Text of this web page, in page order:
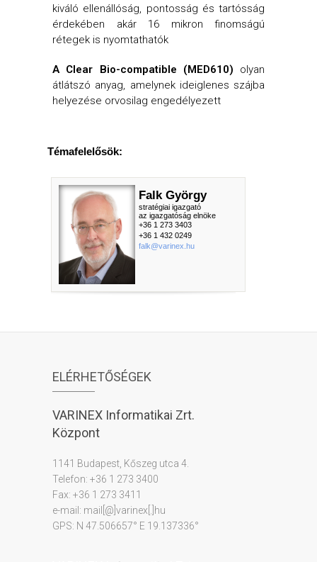
kiváló ellenállóság, pontosság és tartósság
érdekében akár 16 mikron finomságú
rétegek is nyomtathatók
A Clear Bio-compatible (MED610) olyan
átlátszó anyag, amelynek ideiglenes szájba
helyezése orvosilag engedélyezett
Témafelelősök:
Falk György
stratégiai igazgató
az igazgatóság elnöke
+36 1 273 3403
+36 1 432 0249
falk@varinex.hu
ELÉRHETŐSÉGEK
VARINEX Informatikai Zrt.
Központ
1141 Budapest, Kőszeg utca 4.
Telefon: +36 1 273 3400
Fax: +36 1 273 3411
e-mail: mail[@]varinex[.]hu
GPS: N 47.506657° E 19.137336°